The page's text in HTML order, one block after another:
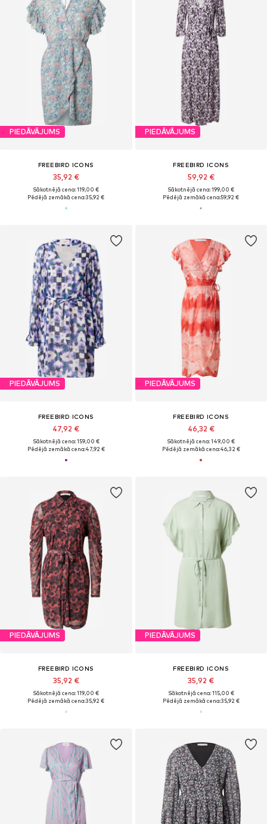
PIEDĀVĀJUMS
FREEBIRD ICONS
35,92 €
Sākotnējā cena: 119,00 €
Pēdējā zemākā cena:35,92 €
PIEDĀVĀJUMS
FREEBIRD ICONS
59,92 €
Sākotnējā cena: 199,00 €
Pēdējā zemākā cena:59,92 €
PIEDĀVĀJUMS
FREEBIRD ICONS
47,92 €
Sākotnējā cena: 159,00 €
Pēdējā zemākā cena:47,92 €
PIEDĀVĀJUMS
FREEBIRD ICONS
46,32 €
Sākotnējā cena: 149,00 €
Pēdējā zemākā cena:46,32 €
PIEDĀVĀJUMS
FREEBIRD ICONS
35,92 €
Sākotnējā cena: 119,00 €
Pēdējā zemākā cena:35,92 €
PIEDĀVĀJUMS
FREEBIRD ICONS
35,92 €
Sākotnējā cena: 115,00 €
Pēdējā zemākā cena:35,92 €